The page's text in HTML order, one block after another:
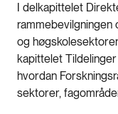
I delkapittelet
rammebevilgningen
og
kapittelet
hvordan
sektorer,